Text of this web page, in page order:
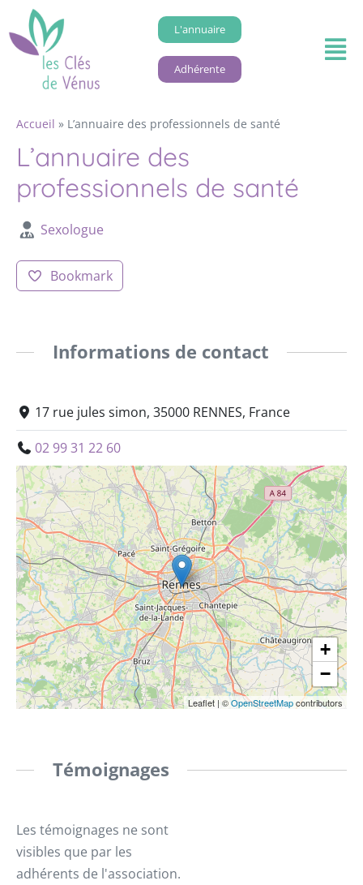
L'annuaire
Adhérente
Accueil » L’annuaire des professionnels de santé
L’annuaire des
professionnels de santé
Sexologue
Bookmark
Informations de contact
17 rue jules simon, 35000 RENNES, France
02 99 31 22 60
+
−
Leaflet | ©OpenStreetMapcontributors
Témoignages
Les témoignages ne sont
visibles que par les
adhérents de l'association.